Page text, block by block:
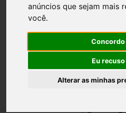
anúncios que sejam mais
você.
Concordo
Eu recuso
Alterar as minhas